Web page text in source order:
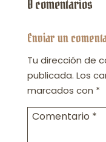
0 comentarios
Enviar un
Tu dirección de
publicada. Los
marcados con *